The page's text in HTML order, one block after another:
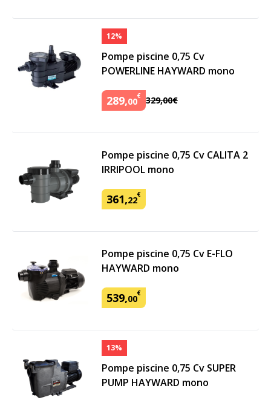
12%
Pompe piscine 0,75 Cv
POWERLINE HAYWARD mono
289,00€ 329,00€
Pompe piscine 0,75 Cv CALITA 2
IRRIPOOL mono
361,22€
Pompe piscine 0,75 Cv E-FLO
HAYWARD mono
539,00€
13%
Pompe piscine 0,75 Cv SUPER
PUMP HAYWARD mono